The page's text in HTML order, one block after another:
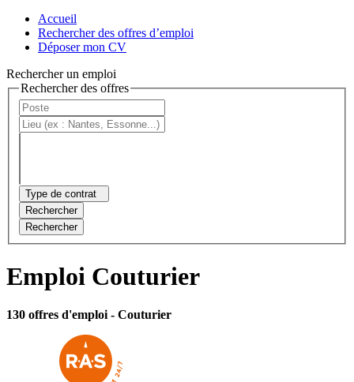
Accueil
Rechercher des offres d’emploi
Déposer mon CV
Rechercher un emploi
Rechercher des offres
Type de contrat
Rechercher
Rechercher
Emploi Couturier
130 offres d'emploi - Couturier